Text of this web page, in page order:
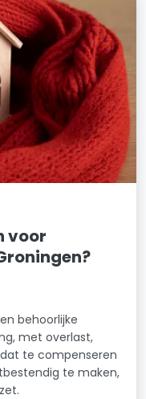
voor
behoorlijke
met overlast,
te compenseren
te maken,